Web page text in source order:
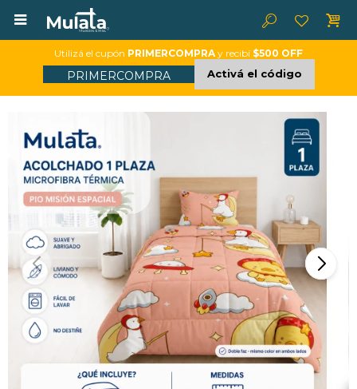

Utilizá el cupón PRIMERCOMPRA y recibí $500 OFF
PRIMERCOMPRA Activá el código